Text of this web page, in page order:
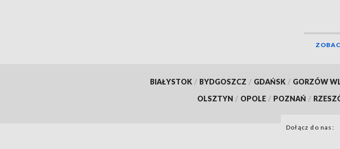
BIAŁYSTOK / BYDGOSZCZ / GDAŃSK / GORZÓW
OLSZTYN / OPOLE / POZNAŃ /
Dołącz do nas: